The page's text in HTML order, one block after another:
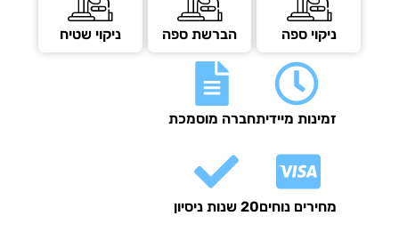
ניקוי ספה הברשת ספה ניקוי שטיח
זמינות מיידיתחברה מוסמכת
מחירים נוחים20 שנות ניסיון